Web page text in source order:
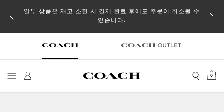
일부 상품은 재고 소진 시 결제 완료 후에도 주문이 취소될 수
있습니다.
0